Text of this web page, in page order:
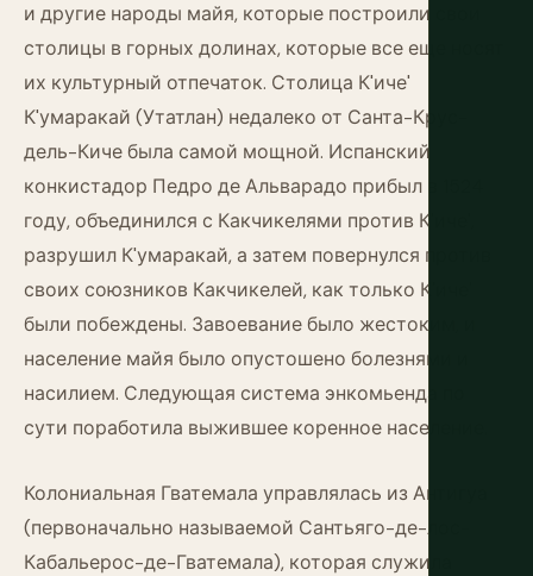
и другие народы майя, которые построили свои
столицы в горных долинах, которые все еще носят
их культурный отпечаток. Столица К'иче'
К'умаракай (Утатлан) недалеко от Санта-Крус-
дель-Киче была самой мощной. Испанский
конкистадор Педро де Альварадо прибыл в 1524
году, объединился с Какчикелями против К'иче',
разрушил К'умаракай, а затем повернулся против
своих союзников Какчикелей, как только К'иче'
были побеждены. Завоевание было жестоким, и
население майя было опустошено болезнями и
насилием. Следующая система энкомьенда по
сути поработила выжившее коренное население.
Колониальная Гватемала управлялась из Антигуа
(первоначально называемой Сантьяго-де-лос-
Кабальерос-де-Гватемала), которая служила